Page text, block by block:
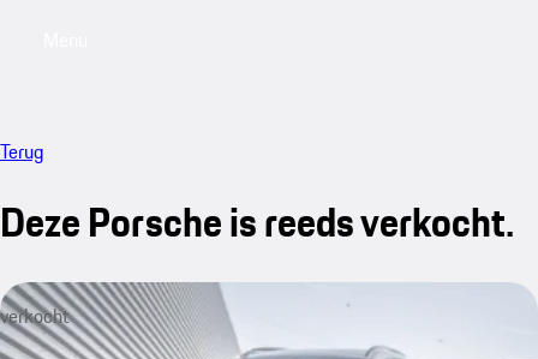
Terug
Deze Porsche is reeds verkocht.
verkocht